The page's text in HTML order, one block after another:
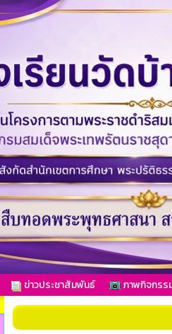
ข่าวประชาสัมพันธ์ ภาพกิจกรร